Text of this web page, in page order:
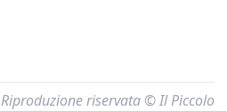
Riproduzione riservata © Il Piccolo